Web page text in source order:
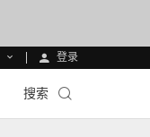
登录
搜索